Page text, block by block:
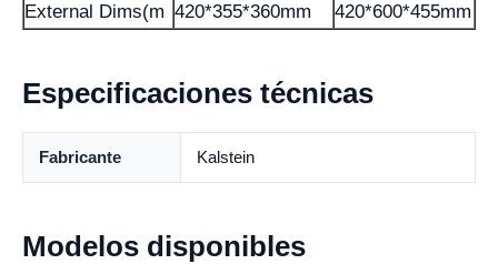
External Dims(m 420*355*360mm 420*600*455mm
Especificaciones técnicas
Fabricante Kalstein
Modelos disponibles